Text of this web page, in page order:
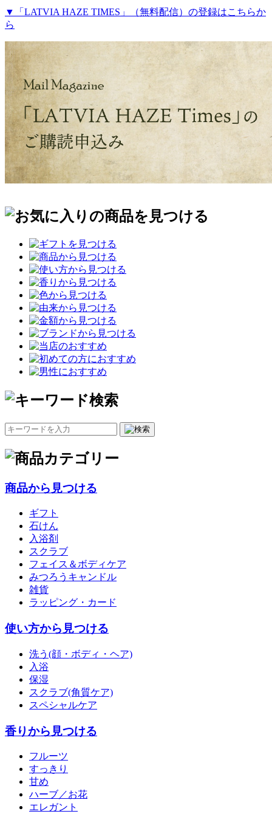
▼「LATVIA HAZE TIMES」（無料配信）の登録はこちらか
ら
商品から見つける
ギフト
石けん
入浴剤
スクラブ
フェイス＆ボディケア
みつろうキャンドル
雑貨
ラッピング・カード
使い方から見つける
洗う(顔・ボディ・ヘア)
入浴
保湿
スクラブ(角質ケア)
スペシャルケア
香りから見つける
フルーツ
すっきり
甘め
ハーブ／お花
エレガント